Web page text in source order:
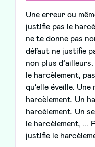
Une erreur ou
justifie pas le
ne te donne pas
défaut ne justifie
non plus
le harcèlement,
qu’elle éveille.
harcèlement. Un
harcèlement. Un
le harcèlement, ...
justifie le